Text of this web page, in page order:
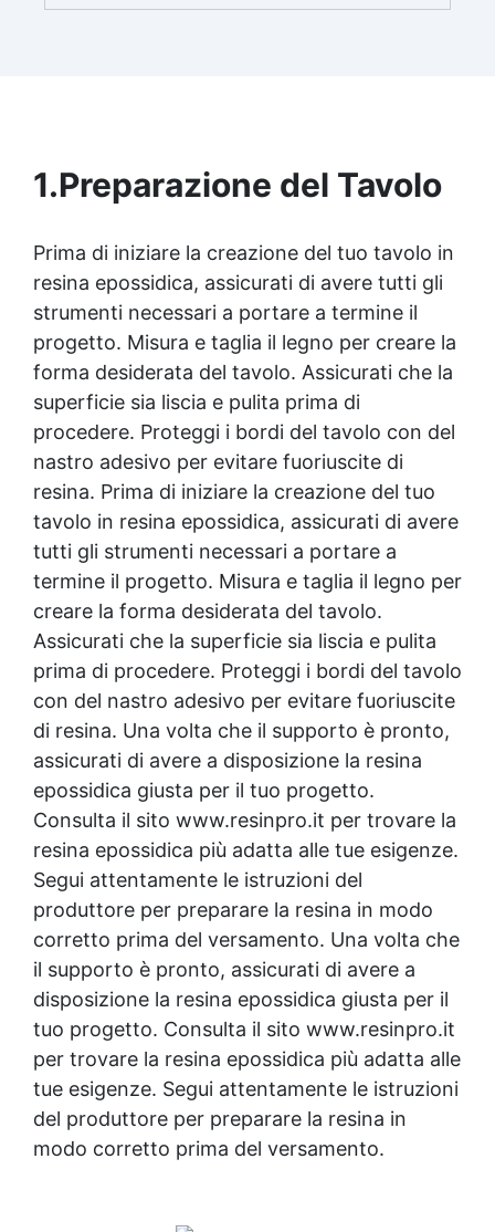
brillante e uniforme in ogni condizione.
1.Preparazione del Tavolo
Prima di iniziare la creazione del tuo tavolo in
resina epossidica, assicurati di avere tutti gli
strumenti necessari a portare a termine il
progetto. Misura e taglia il legno per creare la
forma desiderata del tavolo. Assicurati che la
superficie sia liscia e pulita prima di
procedere. Proteggi i bordi del tavolo con del
nastro adesivo per evitare fuoriuscite di
resina. Prima di iniziare la creazione del tuo
tavolo in resina epossidica, assicurati di avere
tutti gli strumenti necessari a portare a
termine il progetto. Misura e taglia il legno per
creare la forma desiderata del tavolo.
Assicurati che la superficie sia liscia e pulita
prima di procedere. Proteggi i bordi del tavolo
con del nastro adesivo per evitare fuoriuscite
di resina. Una volta che il supporto è pronto,
assicurati di avere a disposizione la resina
epossidica giusta per il tuo progetto.
Consulta il sito www.resinpro.it per trovare la
resina epossidica più adatta alle tue esigenze.
Segui attentamente le istruzioni del
produttore per preparare la resina in modo
corretto prima del versamento. Una volta che
il supporto è pronto, assicurati di avere a
disposizione la resina epossidica giusta per il
tuo progetto. Consulta il sito www.resinpro.it
per trovare la resina epossidica più adatta alle
tue esigenze. Segui attentamente le istruzioni
del produttore per preparare la resina in
modo corretto prima del versamento.